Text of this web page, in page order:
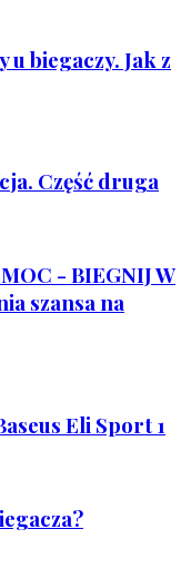
u biegaczy. Jak z
Część druga
- BIEGNIJ W
szansa na
Eli Sport 1